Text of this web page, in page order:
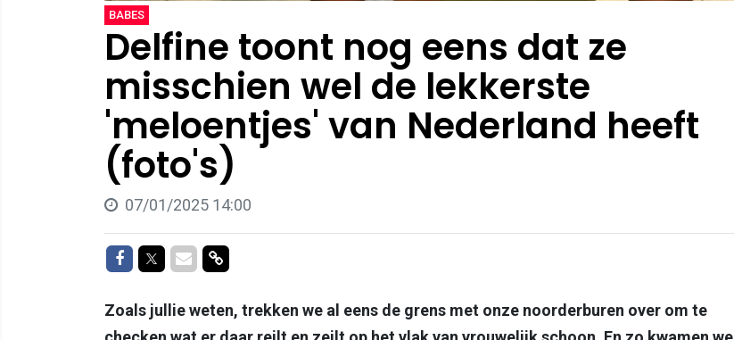
BABES
Delfine toont nog eens dat ze
misschien wel de lekkerste
'meloentjes' van Nederland heeft
(foto's)
07/01/2025 14:00
Delen op Facebook
Delen op Twitter
Delen via Mail
Delen via link
Zoals jullie weten, trekken we al eens de grens met onze noorderburen over om te